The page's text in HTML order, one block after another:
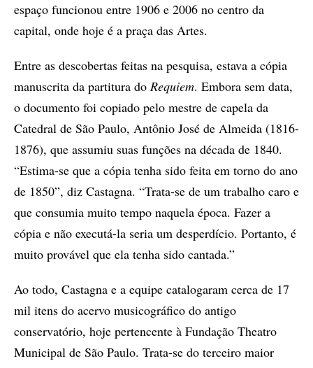
espaço funcionou entre 1906 e 2006 no centro da
capital, onde hoje é a praça das Artes.
Entre as descobertas feitas na pesquisa, estava a cópia
manuscrita da partitura do Requiem. Embora sem data,
o documento foi copiado pelo mestre de capela da
Catedral de São Paulo, Antônio José de Almeida (1816-
1876), que assumiu suas funções na década de 1840.
“Estima-se que a cópia tenha sido feita em torno do ano
de 1850”, diz Castagna. “Trata-se de um trabalho caro e
que consumia muito tempo naquela época. Fazer a
cópia e não executá-la seria um desperdício. Portanto, é
muito provável que ela tenha sido cantada.”
Ao todo, Castagna e a equipe catalogaram cerca de 17
mil itens do acervo musicográfico do antigo
conservatório, hoje pertencente à Fundação Theatro
Municipal de São Paulo. Trata-se do terceiro maior